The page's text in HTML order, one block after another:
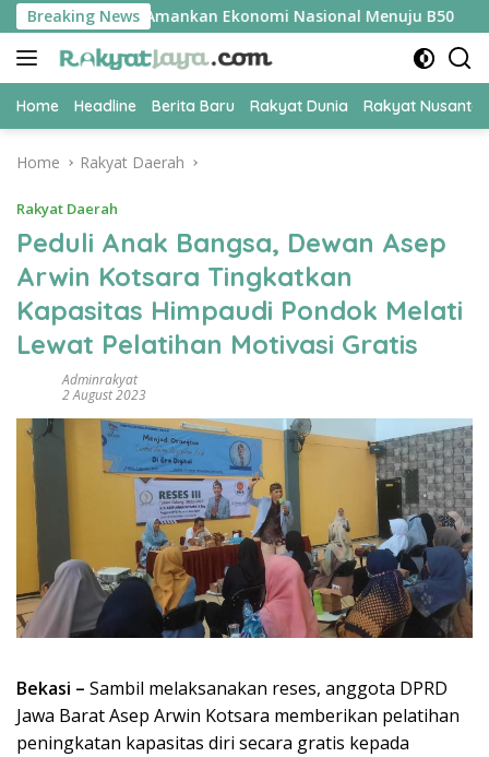
Skip
to
content
Breaking News
Jadi Kunci Amankan Ekonomi Nasional Menuju B50
Home Headline Berita Baru Rakyat Dunia Rakyat
Home Rakyat Daerah
Rakyat Daerah
Peduli Anak Bangsa, Dewan Asep
Arwin Kotsara Tingkatkan
Kapasitas Himpaudi Pondok Melati
Lewat Pelatihan Motivasi Gratis
Adminrakyat
2 August 2023
Bekasi – Sambil melaksanakan reses, anggota DPRD
Jawa Barat Asep Arwin Kotsara memberikan pelatihan
peningkatan kapasitas diri secara gratis kepada